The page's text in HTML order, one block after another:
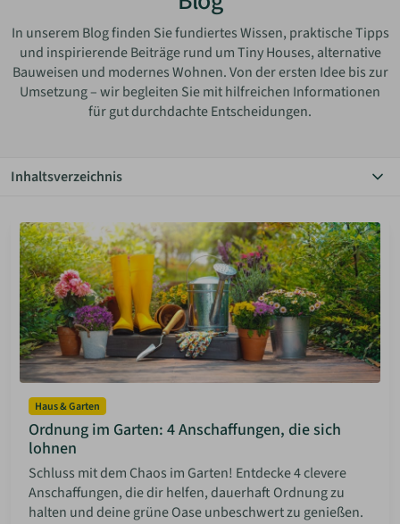
ÜBER UNS
ZUM HAUS-FINDER
MERKLISTE
In unserem Blog finden Sie fundiertes Wissen, praktische Tipps
und inspirierende Beiträge rund um Tiny Houses, alternative
Bauweisen und modernes Wohnen. Von der ersten Idee bis zur
Umsetzung – wir begleiten Sie mit hilfreichen Informationen
für gut durchdachte Entscheidungen.
Inhaltsverzeichnis
Autarkie
Bauen Diy
Community
Einrichtung
Grundstücke
Haus & Garten
Hauskauf
Inspiration
Mieten & Vermieten
Minimalismus
Rechtliches
Solaranlagen
Sparen
Haus & Garten
Ordnung im Garten: 4 Anschaffungen, die sich
lohnen
Schluss mit dem Chaos im Garten! Entdecke 4 clevere
Anschaffungen, die dir helfen, dauerhaft Ordnung zu
halten und deine grüne Oase unbeschwert zu genießen.